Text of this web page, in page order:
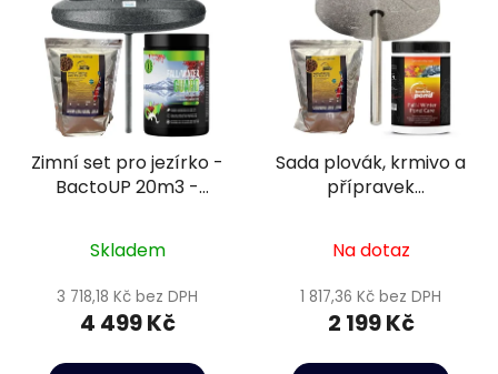
Zimní set pro jezírko -
BactoUP 20m3 -
Skladem
3 718,18 Kč bez DPH
4 499 Kč
Sada plovák, krmivo a
přípravek
Na dotaz
1 817,36 Kč bez DPH
2 199 Kč